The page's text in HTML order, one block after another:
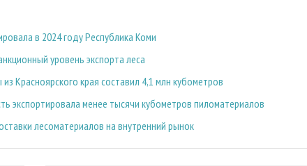
в 2024 году Республика Коми
уровень экспорта леса
Красноярского края составил 4,1 млн кубометров
экспортировала менее тысячи кубометров пиломатериалов
лесоматериалов на внутренний рынок